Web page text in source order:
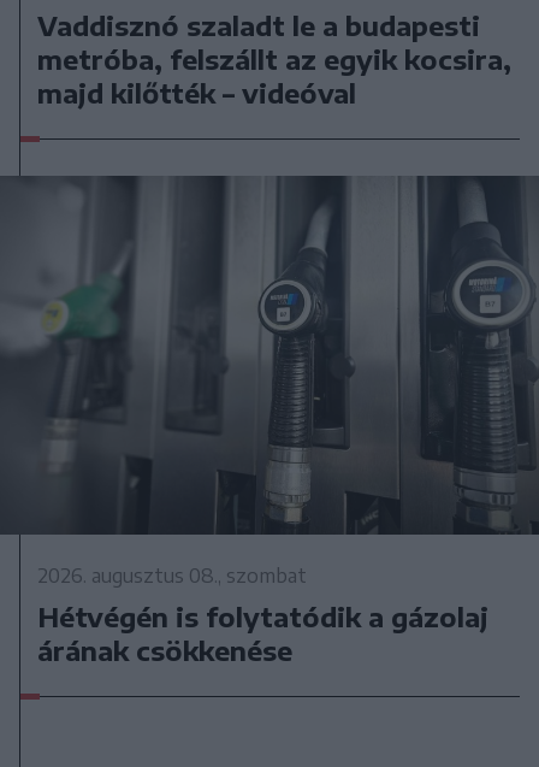
Vaddisznó szaladt le a budapesti
metróba, felszállt az egyik kocsira,
majd kilőtték – videóval
2026. augusztus 08., szombat
Hétvégén is folytatódik a gázolaj
árának csökkenése